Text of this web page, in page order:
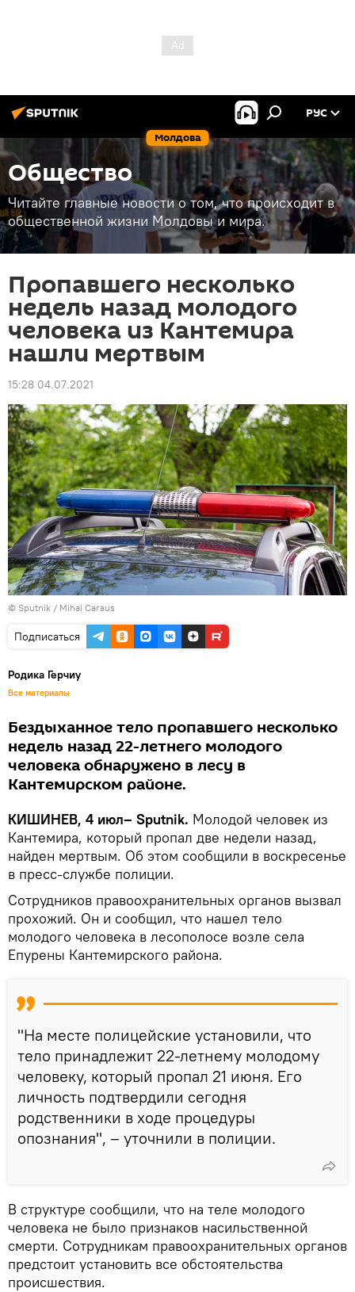
Молдова
РУС
Общество
Читайте главные новости о том, что происходит в
общественной жизни Молдовы и мира.
Пропавшего несколько
недель назад молодого
человека из Кантемира
нашли мертвым
15:28 04.07.2021
© Sputnik / Mihai Caraus
Подписаться
Родика Герчиу
Все материалы
Бездыханное тело пропавшего несколько
недель назад 22-летнего молодого
человека обнаружено в лесу в
Кантемирском районе.
КИШИНЕВ, 4 июл– Sputnik. Молодой человек из
Кантемира, который пропал две недели назад,
найден мертвым. Об этом сообщили в воскресенье
в пресс-службе полиции.
Сотрудников правоохранительных органов вызвал
прохожий. Он и сообщил, что нашел тело
молодого человека в лесополосе возле села
Епурены Кантемирского района.
"На месте полицейские установили, что
тело принадлежит 22-летнему молодому
человеку, который пропал 21 июня. Его
личность подтвердили сегодня
родственники в ходе процедуры
опознания", – уточнили в полиции.
В структуре сообщили, что на теле молодого
человека не было признаков насильственной
смерти. Сотрудникам правоохранительных органов
предстоит установить все обстоятельства
происшествия.